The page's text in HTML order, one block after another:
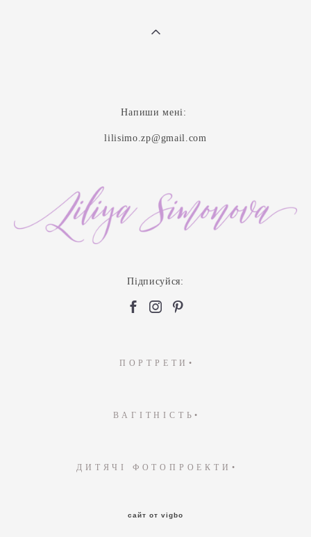
Напиши мені:
lilisimo.zp@gmail.com
Підписуйся:
ПОРТРЕТИ•
ВАГІТНІСТЬ•
ДИТЯЧІ ФОТОПРОЕКТИ•
сайт от vigbo